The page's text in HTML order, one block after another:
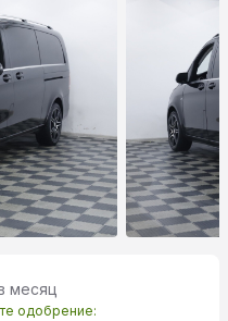
месяц
одобрение: